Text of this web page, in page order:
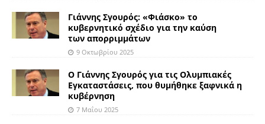
Γιάννης Σγουρός: «Φιάσκο» το
κυβερνητικό σχέδιο για την καύση
των απορριμμάτων
9 Οκτωβρίου 2025
Ο Γιάννης Σγουρός για τις Ολυμπιακές
Εγκαταστάσεις, που θυμήθηκε ξαφνικά η
κυβέρνηση
7 Μαΐου 2025